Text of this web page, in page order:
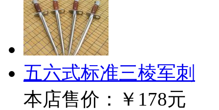
五六式标准三棱军刺
本店售价：
￥178元